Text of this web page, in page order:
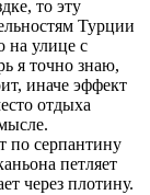
то эту
Турции
на улице с
я точно знаю,
иначе эффект
отдыха
по серпантину
петляет
через плотину.